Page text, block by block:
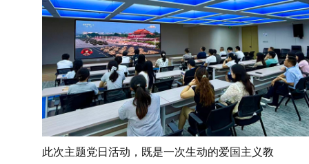
此次主题党日活动，既是一次生动的爱国主义教